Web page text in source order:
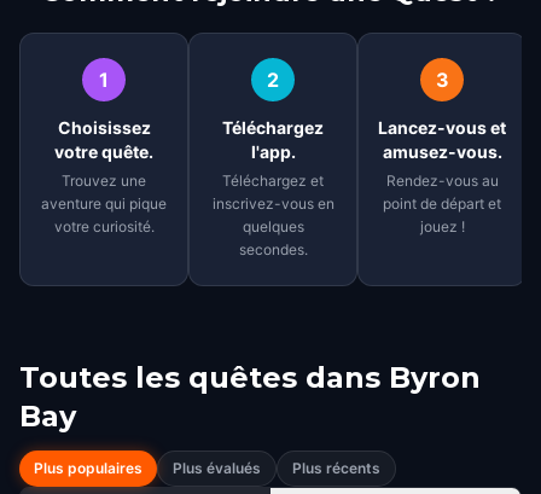
1
Choisissez
votre quête.
Trouvez une
aventure qui pique
votre curiosité.
2
Téléchargez
l'app.
Téléchargez et
inscrivez-vous en
quelques
secondes.
3
Lancez-vous et
amusez-vous.
Rendez-vous au
point de départ et
jouez !
Toutes les quêtes dans Byron
Bay
Plus populaires Plus évalués
Plus récents